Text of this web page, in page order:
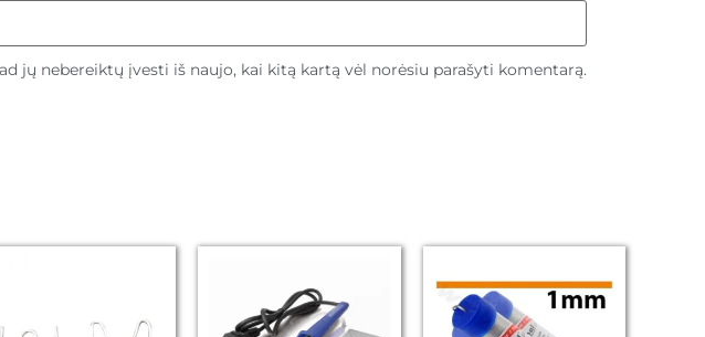
jų nebereiktų įvesti iš naujo, kai kitą kartą vėl norėsiu parašyti komentarą.